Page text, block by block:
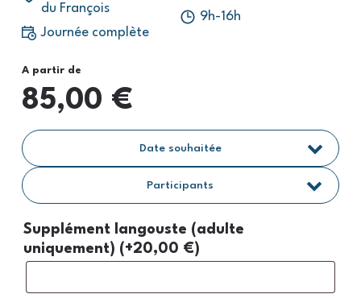
du François
Journée complète
9h-16h
A partir de
85,00 €
Participants
Supplément langouste (adulte
uniquement) (+20,00 €)